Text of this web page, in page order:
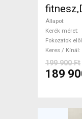
Állapot
Kerék méret
Fokozatok elöl
Keres / Kínál
199 900 Ft
189